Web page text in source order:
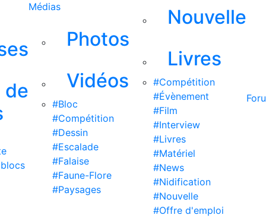
de
Médias
Photos
Vidéos
#Bloc
#Compétition
#Dessin
#Escalade
#Falaise
#Faune-Flore
#Paysages
Nouvelle
Livres
#Compétition
#Évènement
#Film
#Interview
#Livres
#Matériel
#News
#Nidification
#Nouvelle
#Offre d'emploi